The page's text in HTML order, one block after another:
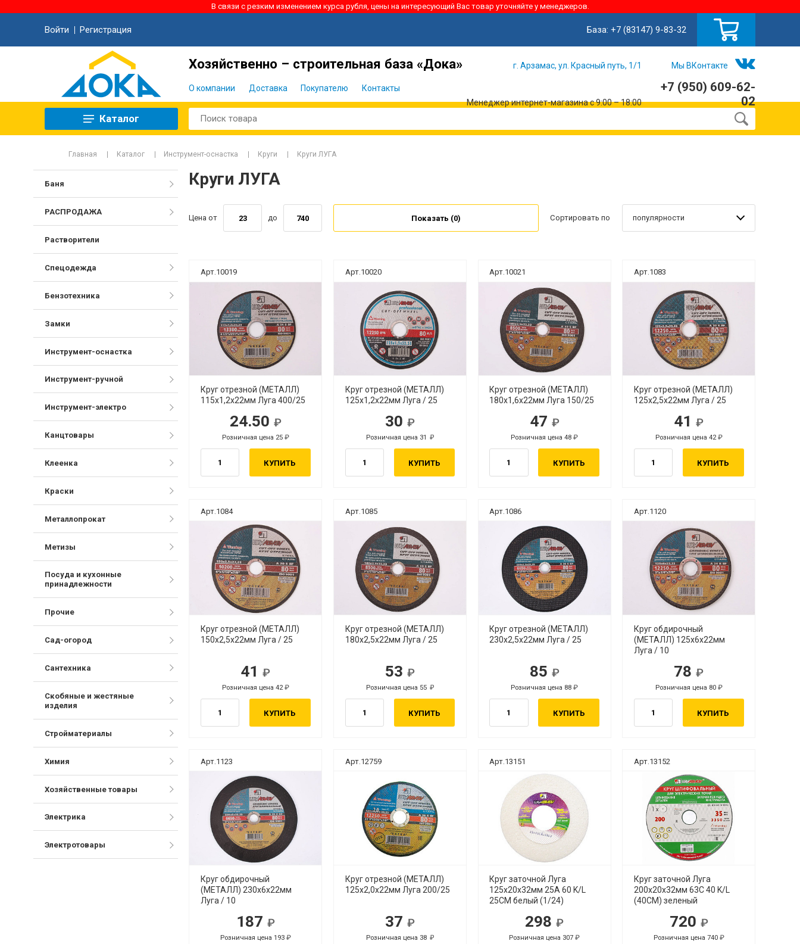
В связи с резким изменением курса рубля, цены на интересующий Вас товар уточняйте у менеджеров.
Войти Регистрация База: +7 (83147) 9-83-32
Хозяйственно – строительная база «Дока»
О компании Доставка Покупателю Контакты
г. Арзамас, ул. Красный путь, 1/1 Мы ВКонтакте
Менеджер интернет-магазина с 9:00 – 18:00
+7 (950) 609-62-
02
Каталог
Главная Каталог Инструмент-оснастка Круги Круги ЛУГА
Круги ЛУГА
Цена от до Показать (0) Сортировать по популярности
Арт.10019
Круг отрезной (МЕТАЛЛ)
115х1,2х22мм Луга 400/25
24.50
Розничная цена 25
КУПИТЬ
Арт.10020
Круг отрезной (МЕТАЛЛ)
125х1,2х22мм Луга / 25
30
руб.
Розничная цена 31
КУПИТЬ
Арт.10021
Круг отрезной (МЕТАЛЛ)
180х1,6х22мм Луга 150/25
47
руб.
Розничная цена 48
руб.
КУПИТЬ
Арт.1083
Круг отрезной (МЕТАЛЛ)
125х2,5х22мм Луга / 25
41
руб.
Розничная цена 42
руб.
КУПИТЬ
Арт.1084
Круг отрезной (МЕТАЛЛ)
150х2,5х22мм Луга / 25
41
Розничная цена 42
КУПИТЬ
Арт.1085
Круг отрезной (МЕТАЛЛ)
180х2,5х22мм Луга / 25
53
Розничная цена 55
КУПИТЬ
Арт.1086
Круг отрезной (МЕТАЛЛ)
230х2,5х22мм Луга / 25
85
руб.
Розничная цена 88
руб.
КУПИТЬ
Арт.1120
Круг обдирочный
(МЕТАЛЛ) 125х6х22мм
Луга / 10
78
руб.
Розничная цена 80
руб.
КУПИТЬ
Арт.1123
Круг обдирочный
(МЕТАЛЛ) 230х6х22мм
Луга / 10
187
Розничная цена 193
Арт.12759
Круг отрезной (МЕТАЛЛ)
125х2,0х22мм Луга 200/25
37
Розничная цена 38
Арт.13151
Круг заточной Луга
125х20х32мм 25А 60 K/L
25СМ белый (1/24)
298
руб.
Розничная цена 307
руб.
Арт.13152
Круг заточной Луга
200х20х32мм 63С 40 K/L
(40СМ) зеленый
720
руб.
Розничная цена 740
руб.
Баня
РАСПРОДАЖА
Растворители
Спецодежда
Бензотехника
Замки
Инструмент-оснастка
Инструмент-ручной
Инструмент-электро
Канцтовары
Клеенка
Краски
Металлопрокат
Метизы
Посуда и кухонные
принадлежности
Прочие
Сад-огород
Сантехника
Скобяные и жестяные
изделия
Стройматериалы
Химия
Хозяйственные товары
Электрика
Электротовары